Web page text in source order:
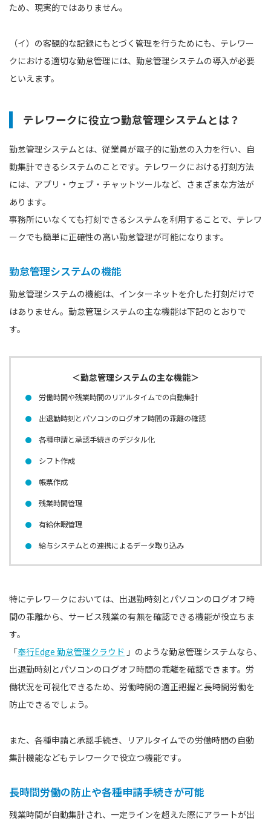
ため、現実的ではありません。
（イ）の客観的な記録にもとづく管理を行うためにも、テレワー
クにおける適切な勤怠管理には、勤怠管理システムの導入が必要
といえます。
テレワークに役立つ勤怠管理システムとは？
勤怠管理システムとは、従業員が電子的に勤怠の入力を行い、自
動集計できるシステムのことです。テレワークにおける打刻方法
には、アプリ・ウェブ・チャットツールなど、さまざまな方法が
あります。
事務所にいなくても打刻できるシステムを利用することで、テレワ
ークでも簡単に正確性の高い勤怠管理が可能になります。
勤怠管理システムの機能
勤怠管理システムの機能は、インターネットを介した打刻だけで
はありません。勤怠管理システムの主な機能は下記のとおりで
す。
＜勤怠管理システムの主な機能＞
労働時間や残業時間のリアルタイムでの自動集計
出退勤時刻とパソコンのログオフ時間の乖離の確認
各種申請と承認手続きのデジタル化
シフト作成
帳票作成
残業時間管理
有給休暇管理
給与システムとの連携によるデータ取り込み
特にテレワークにおいては、出退勤時刻とパソコンのログオフ時
間の乖離から、サービス残業の有無を確認できる機能が役立ちま
す。
「奉行Edge 勤怠管理クラウド 」のような勤怠管理システムなら、
出退勤時刻とパソコンのログオフ時間の乖離を確認できます。労
働状況を可視化できるため、労働時間の適正把握と長時間労働を
防止できるでしょう。
また、各種申請と承認手続き、リアルタイムでの労働時間の自動
集計機能などもテレワークで役立つ機能です。
長時間労働の防止や各種申請手続きが可能
残業時間が自動集計され、一定ラインを超えた際にアラートが出